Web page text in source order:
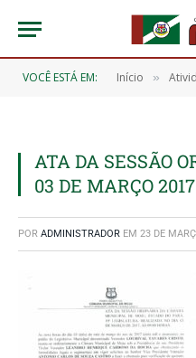
VOCÊ ESTÁ EM: Início »
ATA DA SESSÃO
03 DE MARÇO
POR ADMINISTRADOR EM 23 DE